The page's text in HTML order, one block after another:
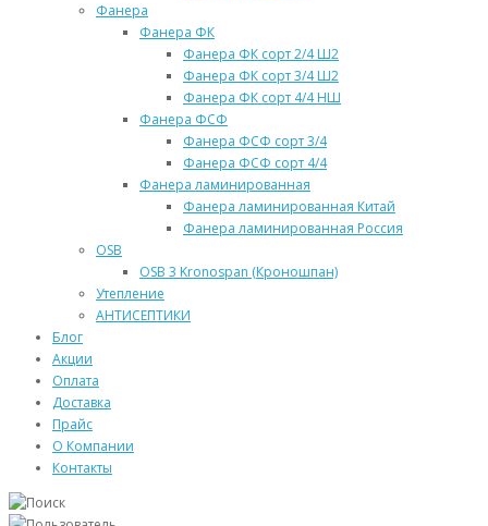
Фанера
Фанера ФК
Фанера ФК сорт 2/4 Ш2
Фанера ФК сорт 3/4 Ш2
Фанера ФК сорт 4/4 НШ
Фанера ФСФ
Фанера ФСФ сорт 3/4
Фанера ФСФ сорт 4/4
Фанера ламинированная
Фанера ламинированная Китай
Фанера ламинированная Россия
OSB
OSB 3 Kronospan (Кроношпан)
Утепление
АНТИСЕПТИКИ
Блог
Акции
Оплата
Доставка
Прайс
О Компании
Контакты